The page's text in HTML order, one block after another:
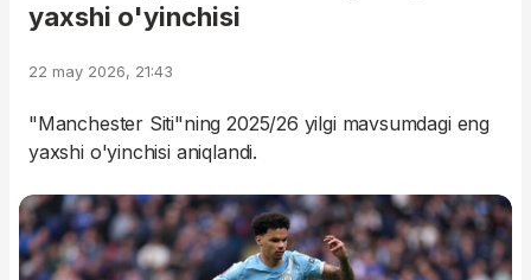
yaxshi o'yinchisi
22 may 2026, 21:43
"Manchester Siti"ning 2025/26 yilgi mavsumdagi eng
yaxshi o'yinchisi aniqlandi.